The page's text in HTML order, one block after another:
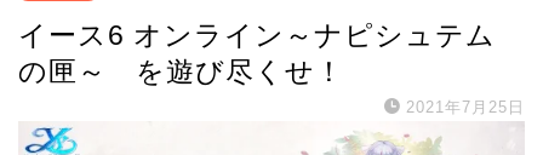
イース6 オンライン～ナピシュテム
の匣～ を遊び尽くせ！
2021年7月25日